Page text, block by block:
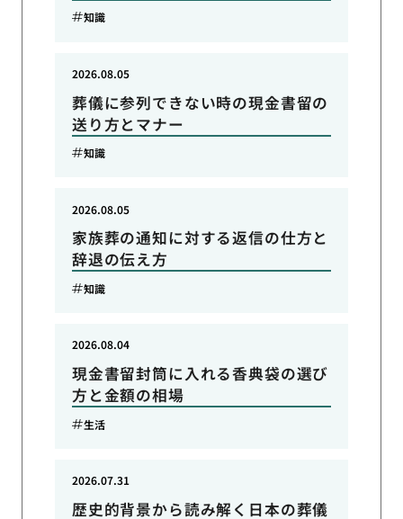
知識
葬儀に参列できない時の現金書留の
送り方とマナー
2026.08.05
知識
家族葬の通知に対する返信の仕方と
辞退の伝え方
2026.08.05
知識
現金書留封筒に入れる香典袋の選び
方と金額の相場
2026.08.04
生活
歴史的背景から読み解く日本の葬儀
2026.07.31